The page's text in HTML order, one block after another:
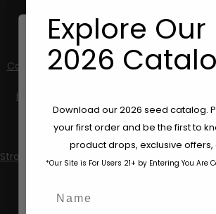
Apple Blossom
California Sour Diesel
Humboldt Dream
Mint Jelly
Strawberry Cheesecake
Are You Aged 18 Or
The content and products of our
those of legal age.Please see
Explore Our
2026
Download our 2026 seed catalog.
your first order and be the first to
product drops, exclusive
*Our Site is For Users 21+ by Entering You Are